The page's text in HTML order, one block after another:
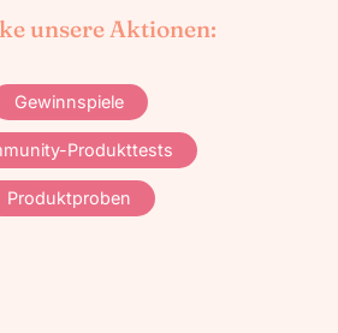
unsere Aktionen:
Gewinnspiele
Produkttests
Produktproben